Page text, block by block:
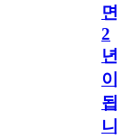
면
2
년
이
됩
니